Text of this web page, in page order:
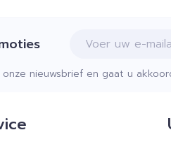
E-mail adres
nieuwsbrief en gaat u